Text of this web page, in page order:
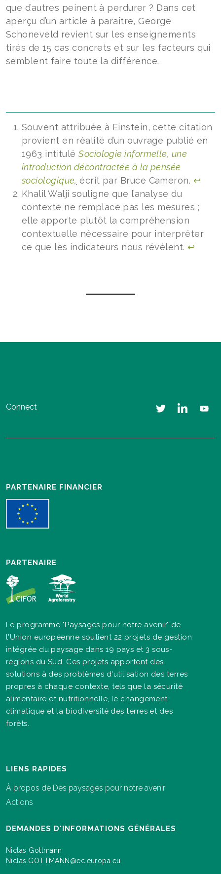
que d’autres peinent à perdurer ? Dans cet
aperçu d’un article à paraître, George
Schoneveld revient sur les enseignements
tirés de 15 cas concrets et sur les facteurs qui
semblent faire toute la différence.
Souvent attribuée à Einstein, cette citation
provient en réalité d’un ouvrage publié en
1963 intituléSociologie informelle, une
introduction décontractée à la pensée
sociologique, écrit par Bruce Cameron. ↩︎
Khalil Walji souligne que l’analyse du
contexte ne remplace pas les mesures ;
elle apporte plutôt la compréhension
contextuelle nécessaire pour interpréter
ce que les indicateurs nous révèlent. ↩︎
Connect
PARTENAIRE FINANCIER
PARTENAIRE
Le programme "Paysages pour notre avenir" de
l'Union européenne soutient 22 projets de gestion
intégrée du paysage dans 19 pays et 3 sous-
régions du Sud. Ces projets apportent des
solutions à des problèmes d'utilisation des terres
propres à chaque contexte, tels que la sécurité
alimentaire et nutritionnelle, le changement
climatique et la biodiversité des terres et des
forêts.
LIENS RAPIDES
À propos de Des paysages pour notre avenir
Actions
DEMANDES D'INFORMATIONS GÉNÉRALES
Niclas Gottmann
Niclas.GOTTMANN@ec.europa.eu